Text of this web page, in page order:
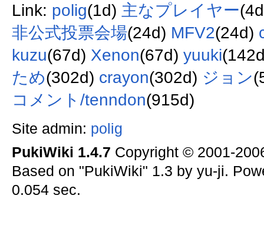
Link: polig(1d) 主なプレイヤー
非公式投票会場(24d) MFV2(24d)
kuzu(67d) Xenon(67d) yuuki
ため(302d) crayon(302d) ジョン
コメント/tenndon(915d)
Site admin: polig
PukiWiki 1.4.7 Copyright © 2001-
Based on "PukiWiki" 1.3 by yu-ji.
0.054 sec.